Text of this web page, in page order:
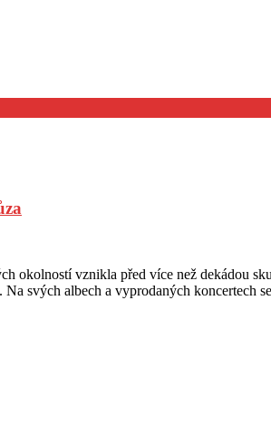
okolností vznikla před více než dekádou
svých albech a vyprodaných